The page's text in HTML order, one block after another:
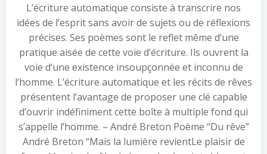
L’écriture automatique consiste à transcrire nos
idées de l’esprit sans avoir de sujets ou de réflexions
précises. Ses poèmes sont le reflet même d’une
pratique aisée de cette voie d’écriture. Ils ouvrent la
voie d’une existence insoupçonnée et inconnu de
l’homme. L’écriture automatique et les récits de rêves
présentent l’avantage de proposer une clé capable
d’ouvrir indéfiniment cette boîte à multiple fond qui
s’appelle l’homme. – André Breton Poème “Du rêve”
André Breton “Mais la lumière revientLe plaisir de